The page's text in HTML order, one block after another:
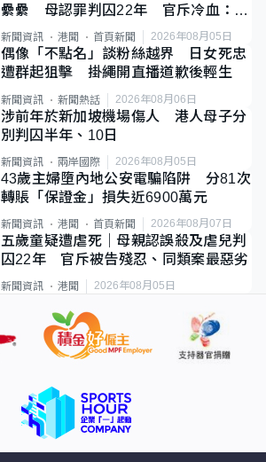
纍纍 母認罪判囚22年 官斥冷血：同
類案最惡劣
新聞資訊 港聞 首頁新聞 2026年08月05日
偶像「不點名」談粉絲越界 日女死忠
遭群起狙擊 掛繩開直播道歉後輕生
新聞資訊 新聞熱話 2026年08月06日
涉前年於新加坡機場傷人 港人母子分
別判囚半年、10日
新聞資訊 兩岸國際 2026年08月05日
43歲主婦墮內地公安電騙陷阱 分81次
轉賬「保證金」損失近6900萬元
新聞資訊 港聞 首頁新聞 2026年08月07日
五歲童疑遭虐死｜母親認誤殺及虐兒判
囚22年 官斥被告殘忍、同類案最惡劣
新聞資訊 港聞 2026年08月05日